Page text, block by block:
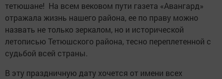
тетюшане! На всем вековом пути газета «Авангард»
отражала жизнь нашего района, ее по праву можно
назвать не только зеркалом, но и исторической
летописью Тетюшского рай­она, тесно переплетенной с
судьбой всей страны.
В эту праздничную дату хочется от имени всех